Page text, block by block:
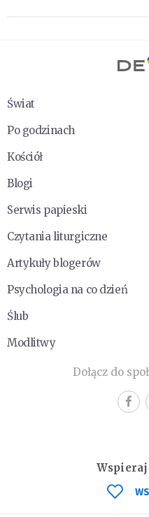
Świat
Po godzinach
Kościół
Blogi
Serwis papieski
Czytania liturgiczne
Artykuły blogerów
Psychologia na co dzień
Ślub
Modlitwy
Dołącz do